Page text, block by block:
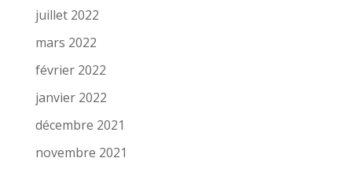
juillet 2022
mars 2022
février 2022
janvier 2022
décembre 2021
novembre 2021